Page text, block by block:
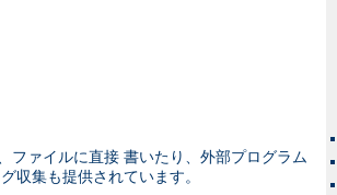
ファイルに直接 書いたり、外部プログラム
収集も提供されています。